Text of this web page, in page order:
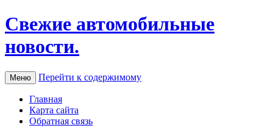
Свежие автомобильные
новости.
Меню Перейти к содержимому
Главная
Карта сайта
Обратная связь